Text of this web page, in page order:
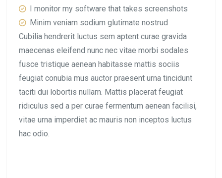
I monitor my software that takes screenshots
Minim veniam sodium glutimate nostrud
Cubilia hendrerit luctus sem aptent curae gravida
maecenas eleifend nunc nec vitae morbi sodales
fusce tristique aenean habitasse mattis sociis
feugiat conubia mus auctor praesent urna tincidunt
taciti dui lobortis nullam. Mattis placerat feugiat
ridiculus sed a per curae fermentum aenean facilisi,
vitae urna imperdiet ac mauris non inceptos luctus
hac odio.